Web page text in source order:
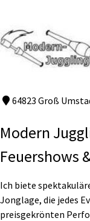
64823 Groß
Modern
Feuershows
Ich biete
Jonglage, die jedes
preisgekrönten